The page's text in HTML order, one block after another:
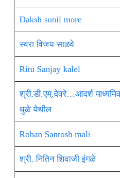
Daksh sunil more
स्वरा विजय साळवे
Ritu Sanjay kalel
श्री.डी.एम्.देवरे…आदर्श माध्यमिक
धुळे येथील
Rohan Santosh mali
श्री. नितिन शिवाजी इंगळे